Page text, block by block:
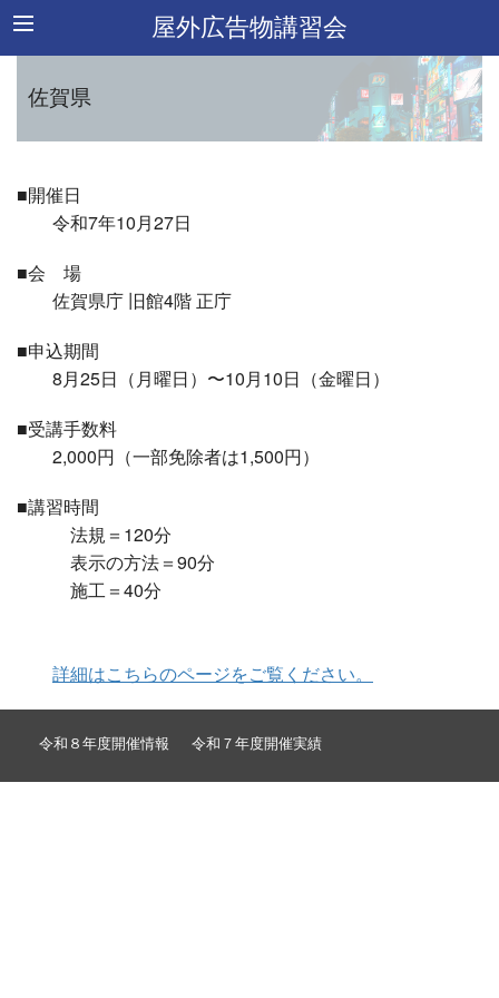
屋外広告物講習会
佐賀県
■開催日
令和7年10月27日
■会 場
佐賀県庁 旧館4階 正庁
■申込期間
8月25日（月曜日）〜10月10日（金曜日）
■受講手数料
2,000円（一部免除者は1,500円）
■講習時間
法規＝120分
表示の方法＝90分
施工＝40分
詳細はこちらのページをご覧ください。
令和８年度開催情報 令和７年度開催実績